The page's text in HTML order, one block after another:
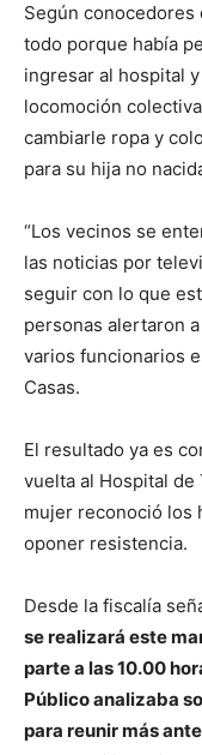
Según conocedores
todo porque había
ingresar al hospital
locomoción
cambiarle ropa y
para su hija no
“Los vecinos se
las noticias por
seguir con lo que
personas alertaron
varios funcionarios
Casas.
El resultado ya es
vuelta al Hospital de
mujer reconoció los
oponer resistencia.
Desde la fiscalía
se realizará este
parte a las 10.00
Público analizaba
para reunir más